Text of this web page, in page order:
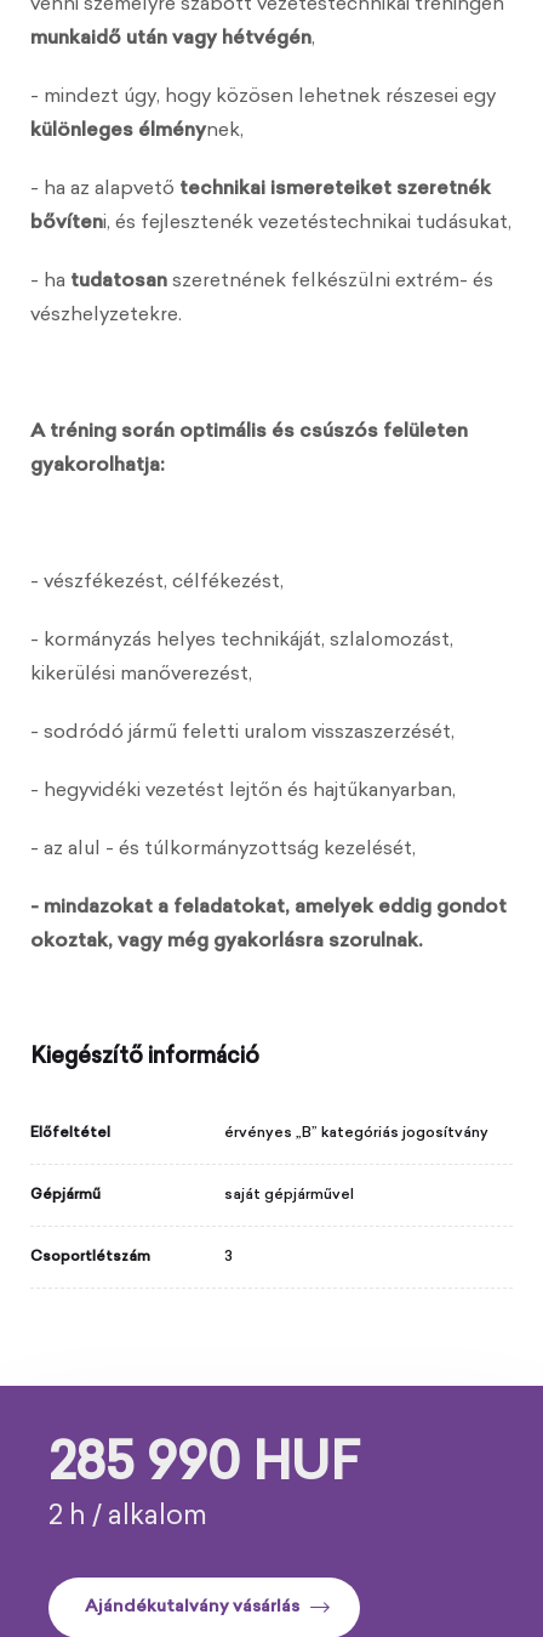
venni személyre szabott vezetéstechnikai tréningen
munkaidő után vagy hétvégén,
- mindezt úgy, hogy közösen lehetnek részesei egy
különleges élménynek,
- ha az alapvető technikai ismereteiket szeretnék
bővíteni, és fejlesztenék vezetéstechnikai tudásukat,
- ha tudatosan szeretnének felkészülni extrém- és
vészhelyzetekre.
A tréning során optimális és csúszós felületen
gyakorolhatja:
- vészfékezést, célfékezést,
- kormányzás helyes technikáját, szlalomozást,
kikerülési manőverezést,
- sodródó jármű feletti uralom visszaszerzését,
- hegyvidéki vezetést lejtőn és hajtűkanyarban,
- az alul - és túlkormányzottság kezelését,
- mindazokat a feladatokat, amelyek eddig gondot
okoztak, vagy még gyakorlásra szorulnak.
Kiegészítő információ
Előfeltétel érvényes „B” kategóriás jogosítvány
Gépjármű saját gépjárművel
Csoportlétszám 3
285 990 HUF
2 h / alkalom
Ajándékutalvány vásárlás